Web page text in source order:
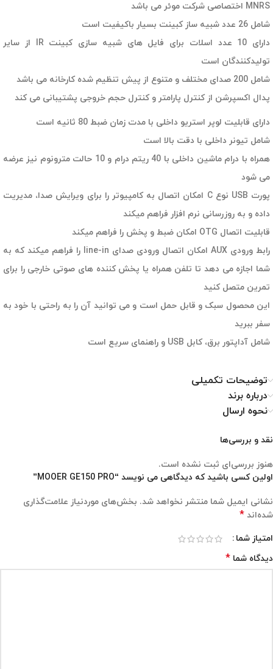
MNRS اختصاصی شرکت موئر می باشد
شامل 26 عدد شبیه ساز کبینت بسیار باکیفیت است
دارای 10 عدد اسلات برای فایل های شبیه سازی کبینت IR از سایر
تولیدکنندگان است
شامل 200 صدای مختلف و متنوع از پیش تنظیم شده کارخانه می باشد
پدال اکسپرشن از کنترل پارامتر و کنترل حجم خروجی پشتیبانی می کند
دارای قابلیت لوپر استریو داخلی با مدت زمان ضبط 80 ثانیه است
شامل تیونر داخلی با دقت بالا است
همراه با درام ماشین داخلی با 40 ریتم درام و 10 حالت مترونوم نیز عرضه
می شود
پورت USB نوع C امکان اتصال به کامپیوتر را برای ویرایش صدا، مدیریت
داده و به روزرسانی نرم افزار فراهم میکند
قابلیت اتصال OTG امکان ضبط و پخش را فراهم میکند
رابط ورودی AUX امکان اتصال ورودی صدای line-in را فراهم میکند که به
شما اجازه می دهد تا تلفن همراه یا پخش کننده های صوتی خارجی را برای
تمرین متصل کنید
این محصول سبک و قابل حمل است و می توانید آن را به راحتی با خود به
سفر ببرید
شامل آداپتور برق، کابل USB و راهنمای سریع است
توضیحات تکمیلی
درباره برند
نحوه ارسال
نقد و بررسی‌ها
هنوز بررسی‌ای ثبت نشده است.
اولین کسی باشید که دیدگاهی می نویسد “MOOER GE150 PRO”
نشانی ایمیل شما منتشر نخواهد شد. بخش‌های موردنیاز علامت‌گذاری
شده‌اند *
امتیاز شما
دیدگاه شما *